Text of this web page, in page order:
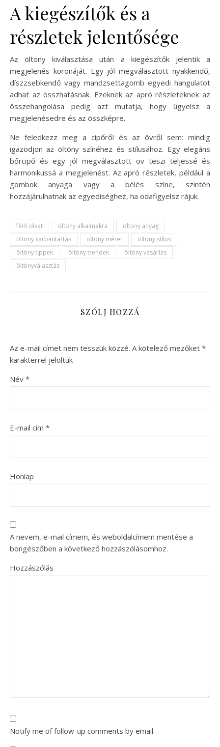
A kiegészítők és a
részletek jelentősége
Az öltöny kiválasztása után a kiegészítők jelentik a
megjelenés koronáját. Egy jól megválasztott nyakkendő,
díszzsebkendő vagy mandzsettagomb egyedi hangulatot
adhat az összhatásnak. Ezeknek az apró részleteknek az
összehangolása pedig azt mutatja, hogy ügyelsz a
megjelenésedre és az összképre.
Ne feledkezz meg a cipőről és az övről sem: mindig
igazodjon az öltöny színéhez és stílusához. Egy elegáns
bőrcipő és egy jól megválasztott öv teszi teljessé és
harmonikussá a megjelenést. Az apró részletek, például a
gombok anyaga vagy a bélés színe, szintén
hozzájárulhatnak az egyediséghez, ha odafigyelsz rájuk.
férfi divat öltöny alkalmakra
öltöny anyag
öltöny karbantartás
öltöny méret
öltöny stílus
öltöny tippek
öltöny trendek
öltöny vásárlás
öltönyválasztás
SZÓLJ HOZZÁ
Az e-mail címet nem tesszük közzé. A kötelező mezőket *
karakterrel jelöltük
Név *
E-mail cím *
Honlap
A nevem, e-mail címem, és weboldalcímem mentése a
böngészőben a következő hozzászólásomhoz.
Hozzászólás
Notify me of follow-up comments by email.